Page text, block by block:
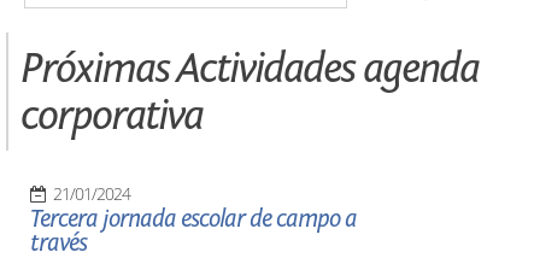
Próximas Actividades agenda
corporativa
21/01/2024
Tercera jornada escolar de campo a
través